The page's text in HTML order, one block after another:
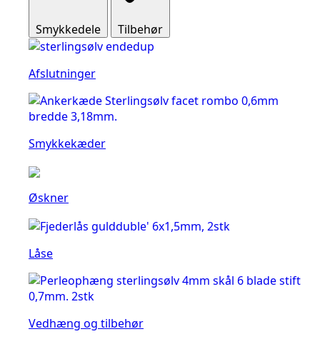
Smykkedele Tilbehør
Afslutninger
Smykkekæder
Øskner
Låse
Vedhæng og tilbehør